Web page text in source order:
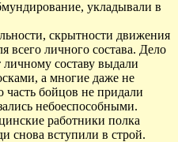
укладывали в
скрытности движения
личного состава. Дело
составу выдали
а многие даже не
часть бойцов не придали
небоеспособными.
работники полка
снова вступили в строй.